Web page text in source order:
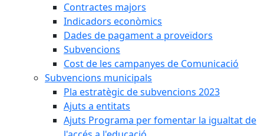
Contractes majors
Indicadors econòmics
Dades de pagament a proveïdors
Subvencions
Cost de les campanyes de Comunicació
Subvencions municipals
Pla estratègic de subvencions 2023
Ajuts a entitats
Ajuts Programa per fomentar la igualtat de